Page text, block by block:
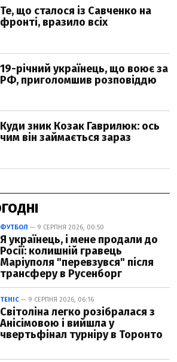
ФУТБОЛ — 9 СЕРПНЯ 2026, 00:50
Я українець, і мене продали до
Росії: колишній гравець
Маріуполя "перевзувся" після
трансферу в Русенборг
ТЕНІС — 9 СЕРПНЯ 2026, 06:16
Світоліна легко розібралася з
Анісімовою і вийшла у
чвертьфінал турніру в Торонто